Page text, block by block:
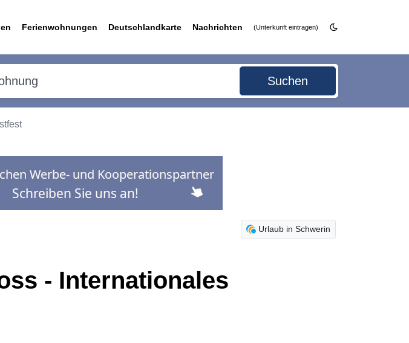
Ferienwohnungen Deutschlandkarte Nachrichten (Unterkunft eintragen)
Suchen
Urlaub in Schwerin
- Internationales